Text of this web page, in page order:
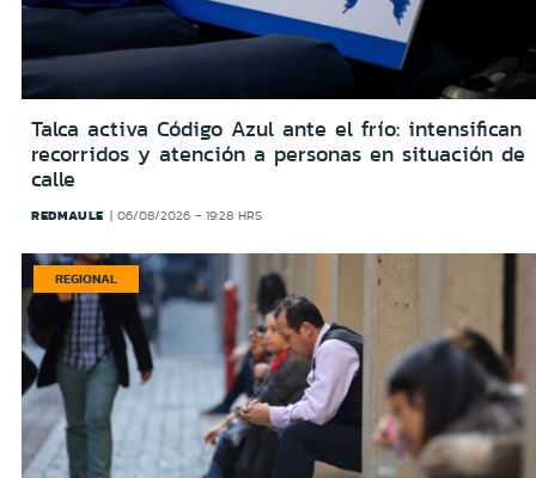
Talca activa Código Azul ante el frío: intensifican
recorridos y atención a personas en situación de
calle
REDMAULE 06/08/2026 - 19:28 HRS
REGIONAL